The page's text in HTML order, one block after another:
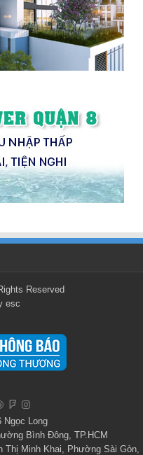
Reserved
esc
Ngọc Long
Bình Đông, TP.HCM
Thị Minh Khai, Phường Sài Gòn,